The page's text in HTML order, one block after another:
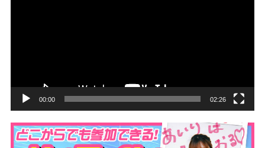
00:00 02:26